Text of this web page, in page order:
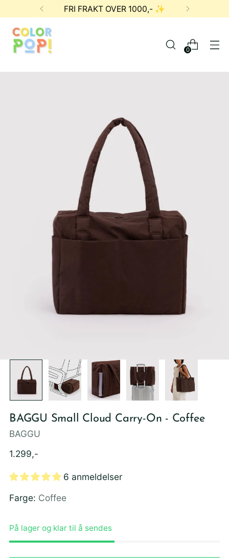
FRI FRAKT OVER 1000,- ✨
0
BAGGU Small Cloud Carry-On - Coffee
BAGGU
Ordinær
1.299,-
6 anmeldelser
Farge: Coffee
På lager og klar til å sendes